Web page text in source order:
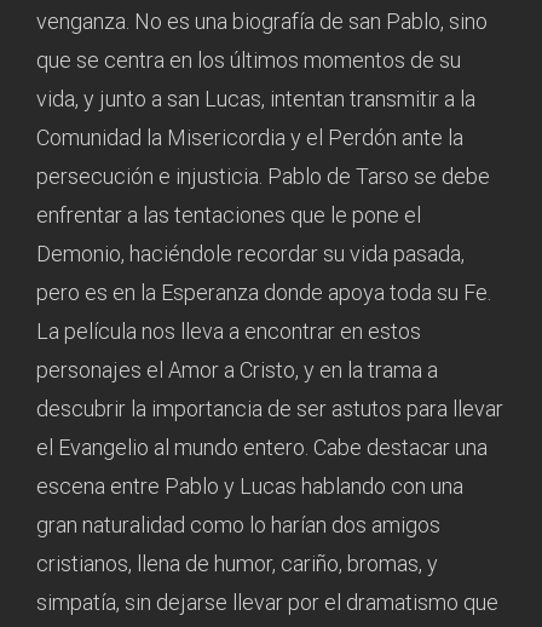
venganza. No es una biografía de san Pablo, sino
que se centra en los últimos momentos de su
vida, y junto a san Lucas, intentan transmitir a la
Comunidad la Misericordia y el Perdón ante la
persecución e injusticia. Pablo de Tarso se debe
enfrentar a las tentaciones que le pone el
Demonio, haciéndole recordar su vida pasada,
pero es en la Esperanza donde apoya toda su Fe.
La película nos lleva a encontrar en estos
personajes el Amor a Cristo, y en la trama a
descubrir la importancia de ser astutos para llevar
el Evangelio al mundo entero. Cabe destacar una
escena entre Pablo y Lucas hablando con una
gran naturalidad como lo harían dos amigos
cristianos, llena de humor, cariño, bromas, y
simpatía, sin dejarse llevar por el dramatismo que